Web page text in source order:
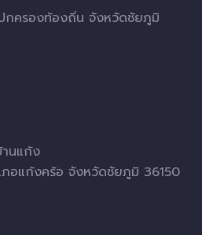
กครองท้องถิ่น จังหวัดชัยภูมิ
นแก้ง
อแก้งคร้อ จังหวัดชัยภูมิ 36150